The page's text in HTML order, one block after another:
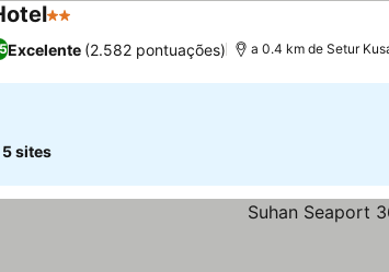
2 Estrelas
Excelente (2.582 pontuações) a 0.4 km de Setur
5 sites